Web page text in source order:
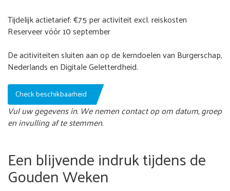
Tijdelijk actietarief: €75 per activiteit excl. reiskosten
Reserveer vóór 10 september
De acitiviteiten sluiten aan op de kerndoelen van Burgerschap,
Nederlands en Digitale Geletterdheid.
Check beschikbaarheid
Vul uw gegevens in. We nemen contact op om datum, groep
en invulling af te stemmen.
Een blijvende indruk tijdens de
Gouden Weken